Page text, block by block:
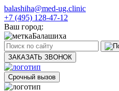
balashiha@med-ug.clinic
+7 (495) 128-47-12
Ваш город:
Балашиха
ЗАКАЗАТЬ ЗВОНОК
Срочный вызов